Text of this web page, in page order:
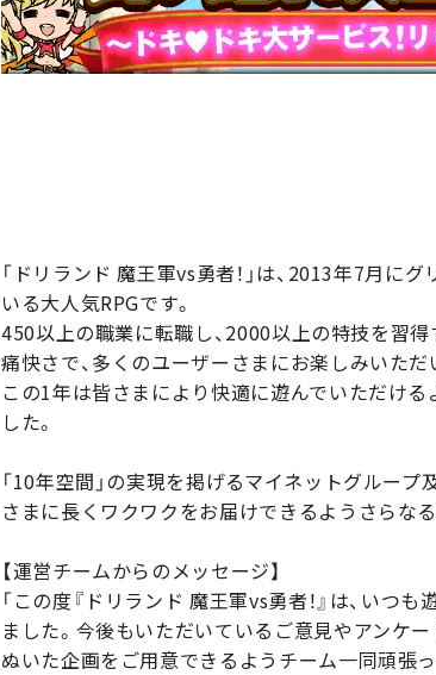
「ドリランド 魔王軍vs勇者！」は、2013年7月
いる大人気RPGです。
450以上の職業に転職し、2000以上の特技を習
痛快さで、多くのユーザーさまにお楽しみいただ
この1年は皆さまにより快適に遊んでいただけ
した。
「10年空間」の実現を掲げるマイネットグループ
さまに長くワクワクをお届けできるようさらな
【運営チームからのメッセージ】
「この度『ドリランド 魔王軍vs勇者！』は、い
ました。今後もいただいているご意見やアンケ
ぬいた企画をご用意できるようチーム一同頑張